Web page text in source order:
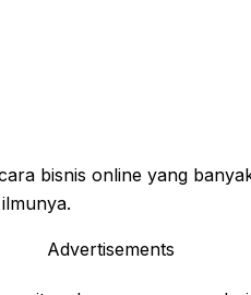
bisnis online yang
Advertisements